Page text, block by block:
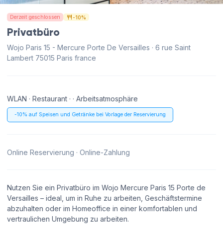
Derzeit geschlossen -10%
Privatbüro
Wojo Paris 15 - Mercure Porte De Versailles · 6 rue Saint
Lambert 75015 Paris france
WLAN · Restaurant · · Arbeitsatmosphäre
-10% auf Speisen und Getränke bei Vorlage der Reservierung
Online Reservierung · Online-Zahlung
Nutzen Sie ein Privatbüro im Wojo Mercure Paris 15 Porte de
Versailles – ideal, um in Ruhe zu arbeiten, Geschäftstermine
abzuhalten oder im Homeoffice in einer komfortablen und
vertraulichen Umgebung zu arbeiten.